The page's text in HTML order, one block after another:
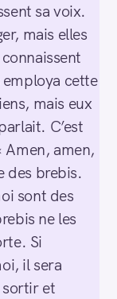
sa voix.
mais elles
employa cette
mais eux
C’est
amen,
des brebis.
sont des
ne les
Si
il sera
et